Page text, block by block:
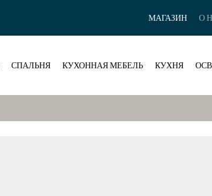
МАГАЗИН О
СПАЛЬНЯ КУХОННАЯ МЕБЕЛЬ КУХНЯ